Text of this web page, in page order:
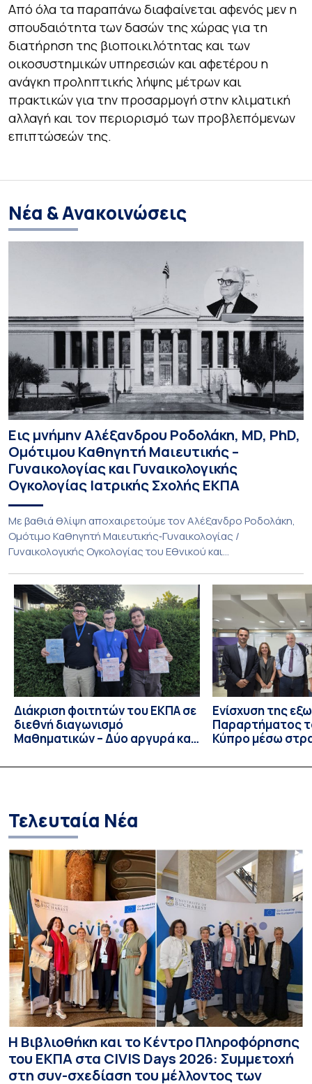
Από όλα τα παραπάνω διαφαίνεται αφενός μεν η
σπουδαιότητα των δασών της χώρας για τη
διατήρηση της βιοποικιλότητας και των
οικοσυστημικών υπηρεσιών και αφετέρου η
ανάγκη προληπτικής λήψης μέτρων και
πρακτικών για την προσαρμογή στην κλιματική
αλλαγή και τον περιορισμό των προβλεπόμενων
επιπτώσεών της.
Νέα & Ανακοινώσεις
Εις μνήμην Αλέξανδρου Ροδολάκη, MD, PhD,
Ομότιμου Καθηγητή Μαιευτικής –
Γυναικολογίας και Γυναικολογικής
Ογκολογίας Ιατρικής Σχολής ΕΚΠΑ
Με βαθιά θλίψη αποχαιρετούμε τον Αλέξανδρο Ροδολάκη,
Ομότιμο Καθηγητή Μαιευτικής‑Γυναικολογίας /
Γυναικολογικής Ογκολογίας του Εθνικού και
Διευθυντή της Α’ Μαιευτικής και Γυναικολογικής Κλινικής,
στο Νοσοκομείο «Αλεξάνδρα». Η διαδρομή του υπήρξε
συνεχής και ανοδική μέσα στην ίδια Κλινική, την οποία
υπηρέτησε από κάθε θέση: Επιμελητής Β’ Ε.Σ.Υ.
(1997‑2002), Επίκουρος […]
Διάκριση φοιτητών του ΕΚΠΑ σε
διεθνή διαγωνισμό
Μαθηματικών – Δύο αργυρά και
Ενίσχυση της
Παραρτήματος
Κύπρο μέσω
Τελευταία Νέα
Η Βιβλιοθήκη και το Κέντρο Πληροφόρησης
του ΕΚΠΑ στα CIVIS Days 2026: Συμμετοχή
στη συν-σχεδίαση του μέλλοντος των